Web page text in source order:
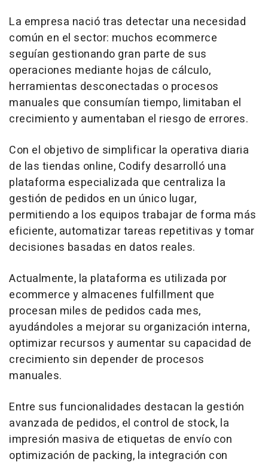
La empresa nació tras detectar una necesidad
común en el sector: muchos ecommerce
seguían gestionando gran parte de sus
operaciones mediante hojas de cálculo,
herramientas desconectadas o procesos
manuales que consumían tiempo, limitaban el
crecimiento y aumentaban el riesgo de errores.
Con el objetivo de simplificar la operativa diaria
de las tiendas online, Codify desarrolló una
plataforma especializada que centraliza la
gestión de pedidos en un único lugar,
permitiendo a los equipos trabajar de forma más
eficiente, automatizar tareas repetitivas y tomar
decisiones basadas en datos reales.
Actualmente, la plataforma es utilizada por
ecommerce y almacenes fulfillment que
procesan miles de pedidos cada mes,
ayudándoles a mejorar su organización interna,
optimizar recursos y aumentar su capacidad de
crecimiento sin depender de procesos
manuales.
Entre sus funcionalidades destacan la gestión
avanzada de pedidos, el control de stock, la
impresión masiva de etiquetas de envío con
optimización de packing, la integración con